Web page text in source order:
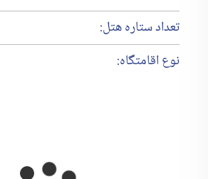
تعداد ستاره هتل:
نوع اقامتگاه: